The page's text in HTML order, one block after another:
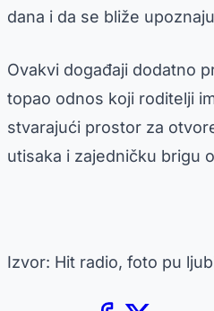
dana i da se bliže
Ovakvi događaji dodatno
topao odnos koji roditelji
stvarajući prostor za
utisaka i zajedničku brigu
Izvor: Hit radio, foto pu